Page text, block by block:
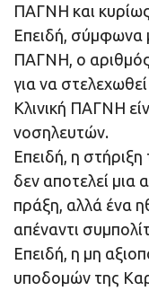
ΠΑΓΝΗ και
Επειδή, σύμφωνα
ΠΑΓΝΗ, ο αριθμός
για να
Κλινική ΠΑΓΝΗ
νοσηλευτών.
Επειδή, η
δεν αποτελεί μια
πράξη, αλλά ένα
απέναντι
Επειδή, η μη
υποδομών της